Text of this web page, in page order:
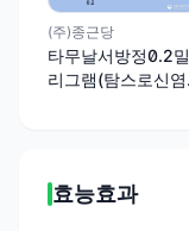
(주)종근당
타무날서방정0.2밀
리그램(탐스로신염
효능효과